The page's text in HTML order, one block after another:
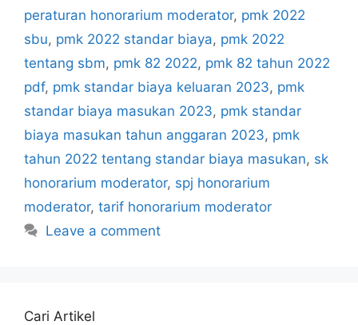
peraturan honorarium moderator, pmk 2022
sbu, pmk 2022 standar biaya, pmk 2022
tentang sbm, pmk 82 2022, pmk 82 tahun 2022
pdf, pmk standar biaya keluaran 2023, pmk
standar biaya masukan 2023, pmk standar
biaya masukan tahun anggaran 2023, pmk
tahun 2022 tentang standar biaya masukan, sk
honorarium moderator, spj honorarium
moderator, tarif honorarium moderator
Leave a comment
Cari Artikel